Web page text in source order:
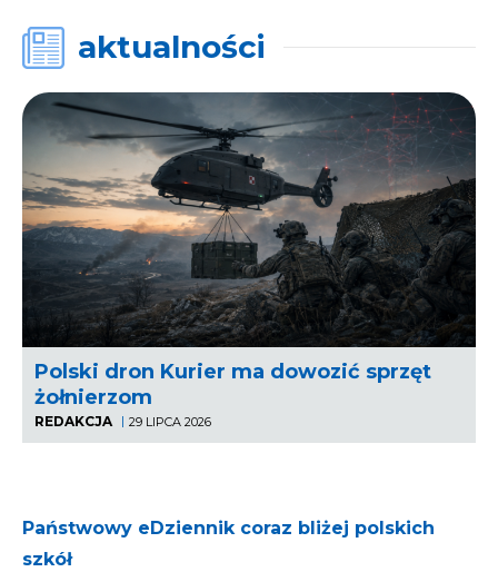
aktualności
Polski dron Kurier ma dowozić sprzęt
żołnierzom
REDAKCJA 29 LIPCA 2026
Państwowy eDziennik coraz bliżej polskich
szkół